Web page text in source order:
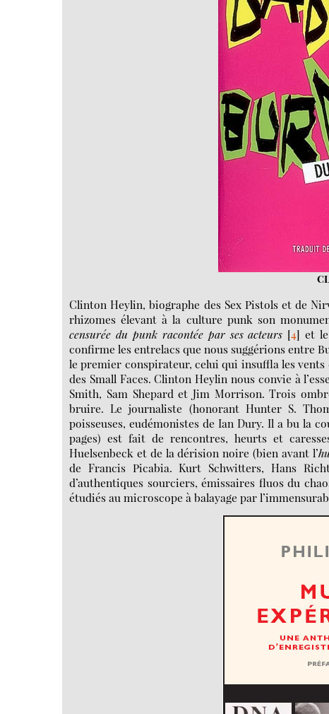
Clinton Heylin, biographe des Sex Pistols et de
rhizomes élevant à la culture punk son
censurée du punk racontée par ses acteurs [4] et
confirme les entrelacs que nous suggérions entre
le premier conspirateur, celui qui insuffla les
des Small Faces. Clinton Heylin nous convie à
Smith, Sam Shepard et Jim Morrison. Trois
bruire. Le journaliste (honorant Hunter S.
poisseuses, eudémonistes de Ian Dury. Il a bu la
pages) est fait de rencontres, heurts et
Huelsenbeck et de la dérision noire (bien avant l’
de Francis Picabia. Kurt Schwitters, Hans
d’authentiques sourciers, émissaires fluos du
étudiés au microscope à balayage par